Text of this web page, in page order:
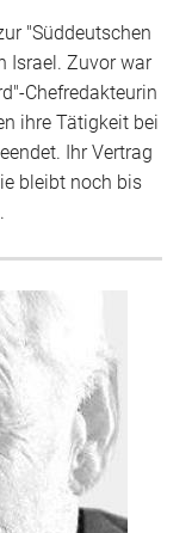
"Süddeutschen
Israel. Zuvor war
Chefredakteurin
ihre Tätigkeit bei
Ihr Vertrag
bleibt noch bis